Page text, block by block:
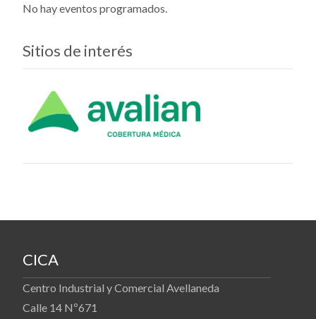
No hay eventos programados.
Sitios de interés
CICA
Centro Industrial y Comercial Avellaneda
Calle 14 Nº671